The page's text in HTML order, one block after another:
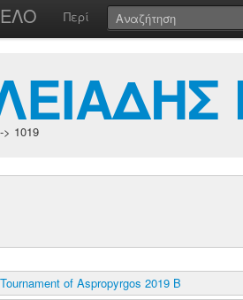
Περί
> 1019
of Aspropyrgos 2019 B